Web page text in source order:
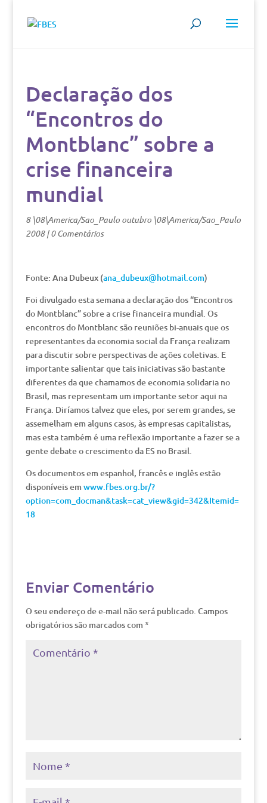
Declaração dos
“Encontros do
Montblanc” sobre a
crise financeira
mundial
8 \08\America/Sao_Paulo outubro \08\America/Sao_Paulo
2008|0 Comentários
Fonte: Ana Dubeux (ana_dubeux@hotmail.com)
Foi divulgado esta semana a declaração dos “Encontros
do Montblanc” sobre a crise financeira mundial. Os
encontros do Montblanc são reuniões bi-anuais que os
representantes da economia social da França realizam
para discutir sobre perspectivas de ações coletivas. E
importante salientar que tais iniciativas são bastante
diferentes da que chamamos de economia solidaria no
Brasil, mas representam um importante setor aqui na
França. Diríamos talvez que eles, por serem grandes, se
assemelham em alguns casos, às empresas capitalistas,
mas esta também é uma reflexão importante a fazer se a
gente debate o crescimento da ES no Brasil.
Os documentos em espanhol, francês e inglês estão
disponíveis em www.fbes.org.br/?
option=com_docman&task=cat_view&gid=342&Itemid=
18
Enviar Comentário
O seu endereço de e-mail não será publicado. Campos
obrigatórios são marcados com *